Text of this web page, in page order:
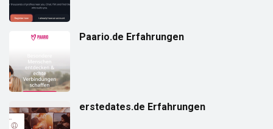
Paario.de Erfahrungen
erstedates.de Erfahrungen